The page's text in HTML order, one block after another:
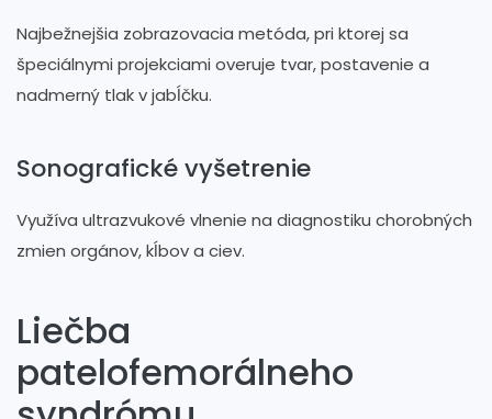
Najbežnejšia zobrazovacia metóda, pri ktorej sa
špeciálnymi projekciami overuje tvar, postavenie a
nadmerný tlak v jabĺčku.
Sonografické vyšetrenie
Využíva ultrazvukové vlnenie na diagnostiku chorobných
zmien orgánov, kĺbov a ciev.
Liečba
patelofemorálneho